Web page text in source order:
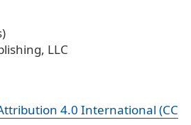
LLC
4.0 International (CC